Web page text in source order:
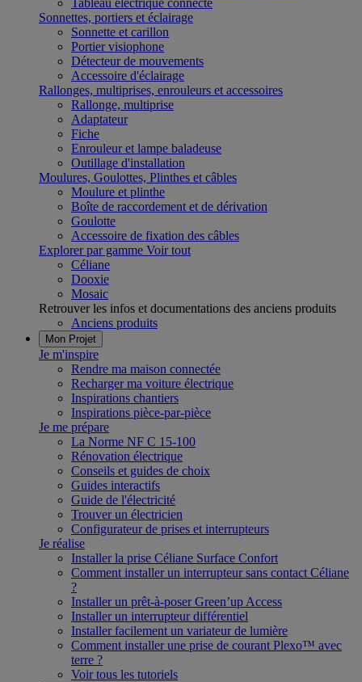
Tableau électrique connecté
Sonnettes, portiers et éclairage
Sonnette et carillon
Portier visiophone
Détecteur de mouvements
Accessoire d'éclairage
Rallonges, multiprises, enrouleurs et accessoires
Rallonge, multiprise
Adaptateur
Fiche
Enrouleur et lampe baladeuse
Outillage d'installation
Moulures, Goulottes, Plinthes et câbles
Moulure et plinthe
Boîte de raccordement et de dérivation
Goulotte
Accessoire de fixation des câbles
Explorer par gamme Voir tout
Céliane
Dooxie
Mosaic
Retrouver les infos et documentations des anciens produits
Anciens produits
Mon Projet
Je m'inspire
Rendre ma maison connectée
Recharger ma voiture électrique
Inspirations chantiers
Inspirations pièce-par-pièce
Je me prépare
La Norme NF C 15-100
Rénovation électrique
Conseils et guides de choix
Guides interactifs
Guide de l'électricité
Trouver un électricien
Configurateur de prises et interrupteurs
Je réalise
Installer la prise Céliane Surface Confort
Comment installer un interrupteur sans contact Céliane
?
Installer un prêt-à-poser Green’up Access
Installer un interrupteur différentiel
Installer facilement un variateur de lumière
Comment installer une prise de courant Plexo™ avec
terre ?
Voir tous les tutoriels